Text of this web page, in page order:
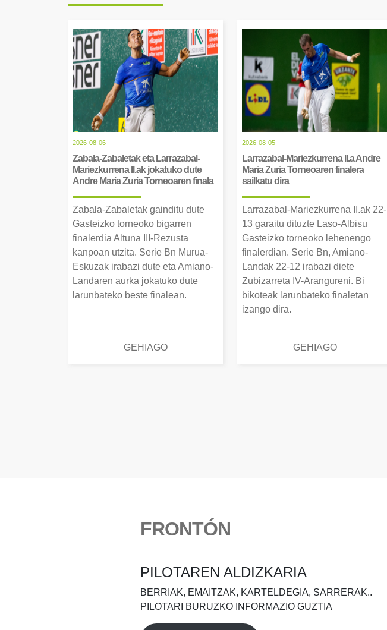
2026-08-06
Zabala-Zabaletak eta Larrazabal-
Mariezkurrena II.ak jokatuko dute
Andre Maria Zuria Torneoaren finala
Zabala-Zabaletak gainditu dute
Gasteizko torneoko bigarren
finalerdia Altuna III-Rezusta
kanpoan utzita. Serie Bn Murua-
Eskuzak irabazi dute eta Amiano-
Landaren aurka jokatuko dute
larunbateko beste finalean.
GEHIAGO
2026-08-05
Larrazabal-Mariezkurrena II.a Andre
Maria Zuria Torneoaren finalera
sailkatu dira
Larrazabal-Mariezkurrena II.ak 22-
13 garaitu dituzte Laso-Albisu
Gasteizko torneoko lehenengo
finalerdian. Serie Bn, Amiano-
Landak 22-12 irabazi diete
Zubizarreta IV-Arangureni. Bi
bikoteak larunbateko finaletan
izango dira.
GEHIAGO
FRONTÓN
PILOTAREN ALDIZKARIA
BERRIAK, EMAITZAK, KARTELDEGIA, SARRERAK..
PILOTARI BURUZKO INFORMAZIO GUZTIA